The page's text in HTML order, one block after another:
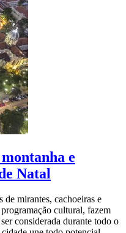
e
Natal
de mirantes, cachoeiras e
cultural, fazem
considerada durante todo o